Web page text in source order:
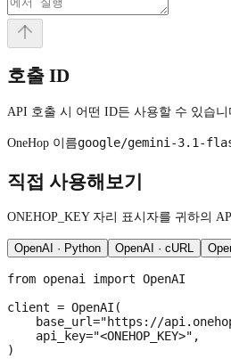
호출 ID
API 호출 시 어떤 ID든 사용할 수 있습니
OneHop 이름google/gemini-3.1-
직접 사용해보기
ONEHOP_KEY 자리 표시자를 귀하의
OpenAI · Python OpenAI · cURL
from openai import OpenAI
client = OpenAI(
base_url="https://
    api_key="<ONEHOP_KEY>",
)